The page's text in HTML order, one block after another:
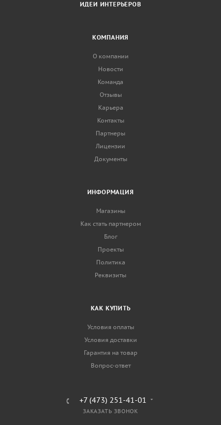
ИДЕИ ИНТЕРЬЕРОВ
КОМПАНИЯ
О компании
Новости
Команда
Отзывы
Карьера
Контакты
Партнеры
Лицензии
Документы
ИНФОРМАЦИЯ
Магазины
Как стать партнером
Блог
Проекты
Политика
Реквизиты
КАК КУПИТЬ
Условия оплаты
Условия доставки
Гарантия на товар
Вопрос-ответ
+7 (473) 251-41-01
ЗАКАЗАТЬ ЗВОНОК